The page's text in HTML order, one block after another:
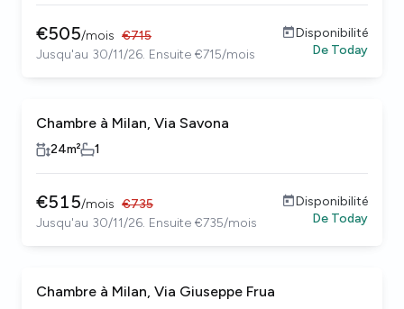
€505/mois €715
Jusqu'au 30/11/26. Ensuite €715/mois
Disponibilité
De Today
Chambre à Milan, Via Savona
24m² 1
€515/mois €735
Jusqu'au 30/11/26. Ensuite €735/mois
Disponibilité
De Today
Chambre à Milan, Via Giuseppe Frua